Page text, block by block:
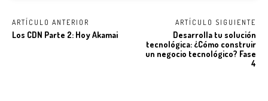
ARTÍCULO ANTERIOR
Los CDN Parte 2: Hoy Akamai
ARTÍCULO SIGUIENTE
Desarrolla tu solución
tecnológica: ¿Cómo construir
un negocio tecnológico? Fase
4